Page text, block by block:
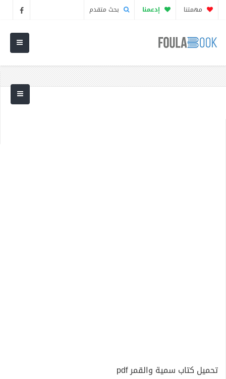
مهمتنا إدعمنا بحث متقدم
تحميل كتاب سمية والقمر pdf